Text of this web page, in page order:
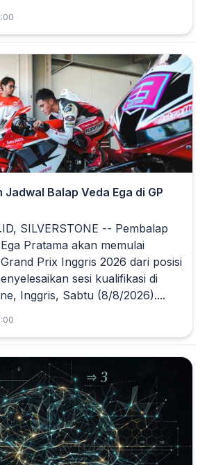
Balap Veda Ega di GP
SILVERSTONE -- Pembalap
Pratama akan memulai
Prix Inggris 2026 dari posisi
sesi kualifikasi di
Inggris, Sabtu (8/8/2026)....